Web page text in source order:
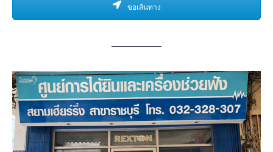
ขอเส้นทาง